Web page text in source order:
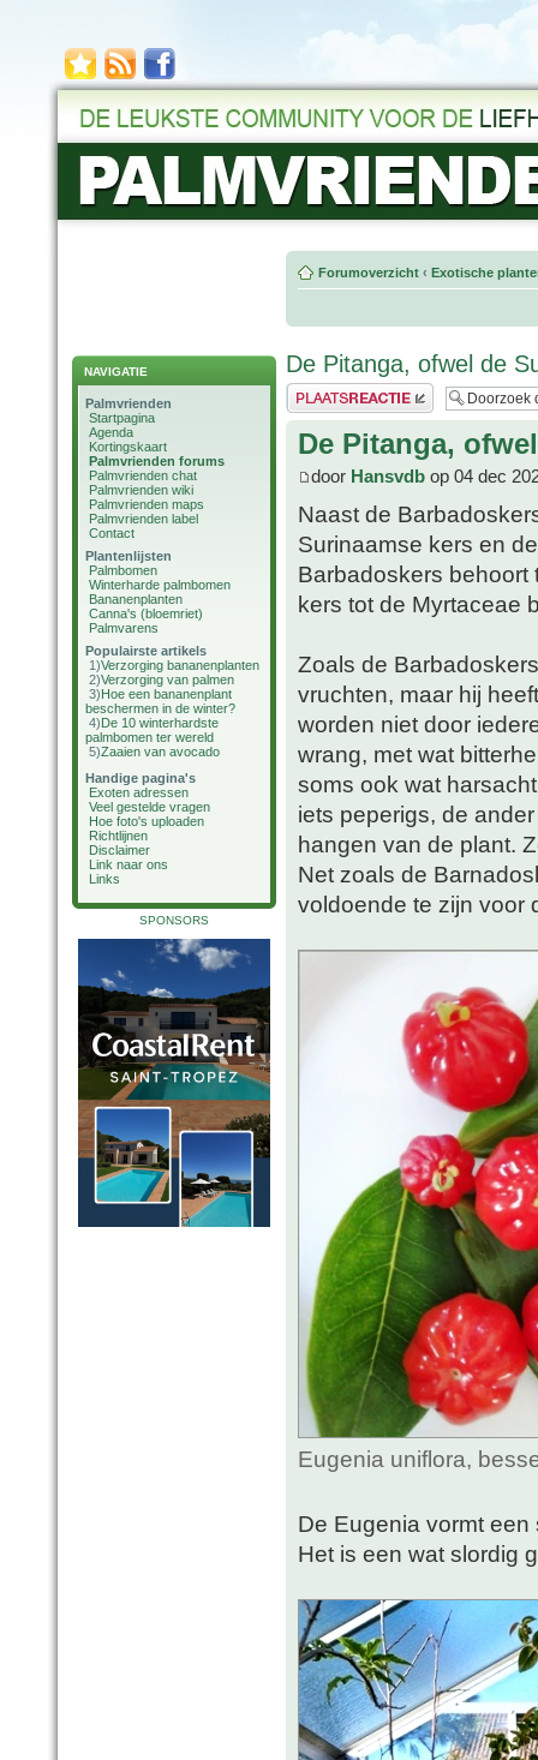
NAVIGATIE
Palmvrienden
Startpagina
Agenda
Kortingskaart
Palmvrienden forums
Palmvrienden chat
Palmvrienden wiki
Palmvrienden maps
Palmvrienden label
Contact
Plantenlijsten
Palmbomen
Winterharde palmbomen
Bananenplanten
Canna's (bloemriet)
Palmvarens
Populairste artikels
1)Verzorging bananenplanten
2)Verzorging van palmen
3)Hoe een bananenplant
beschermen in de winter?
4)De 10 winterhardste
palmbomen ter wereld
5)Zaaien van avocado
Handige pagina's
Exoten adressen
Veel gestelde vragen
Hoe foto's uploaden
Richtlijnen
Disclaimer
Link naar ons
Links
SPONSORS
Forumoverzicht ‹ Exotische
De Pitanga, ofwel de
Plaats een reactie
De Pitanga,
door Hansvdb op 04 dec
Naast de
Surinaamse kers en
Barbadoskers behoort
kers tot de Myrtaceae
Zoals de
vruchten, maar hij
worden niet door
wrang, met wat
soms ook wat
iets peperigs, de
hangen van de plant.
Net zoals de
voldoende te zijn voor
Eugenia uniflora,
De Eugenia vormt
Het is een wat slordig